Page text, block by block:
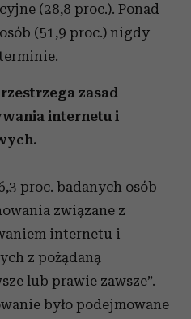
(28,8 proc.). Ponad
(51,9 proc.) nigdy
zasad
internetu i
proc. badanych osób
związane z
internetu i
z pożądaną
lub prawie zawsze”.
było podejmowane